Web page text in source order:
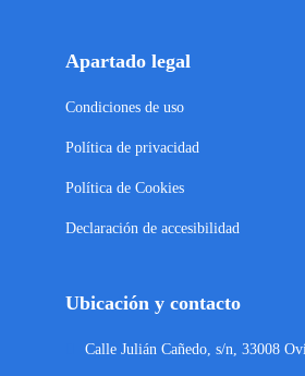
Apartado legal
Condiciones de uso
Política de privacidad
Política de Cookies
Declaración de accesibilidad
Ubicación y contacto
Calle Julián Cañedo, s/n, 33008